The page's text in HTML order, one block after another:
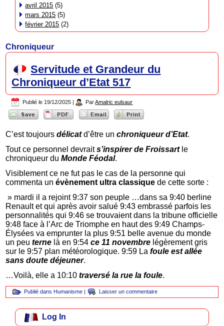
avril 2015 (5)
mars 2015 (5)
février 2015 (2)
Chroniqueur
Servitude et Grandeur du
Chroniqueur d’Etat 517
Publié le 19/12/2025 | Par Amalric eulsaur
C’est toujoursdélicatd’être unchroniqueur d’Etat.
Tout ce personnel devraits’inspirer de Froissartle
chroniqueur duMonde Féodal.
Visiblement ce ne fut pas le cas de la personne qui
commenta unévènement ultra classiquede cette sorte :
» mardi il a rejoint 9:37 son peuple …dans sa 9:40 berline
Renault et qui après avoir salué 9:43 embrassé parfois les
personnalités qui 9:46 se trouvaient dans la tribune officielle
9:48 face à l’Arc de Triomphe en haut des 9:49 Champs-
Élysées va emprunter la plus 9:51 belle avenue du monde
un peuterne là en 9:54ce 11 novembre légèrement gris
sur le 9:57 plan météorologique. 9:59 Lafoule est allée
sans doute déjeuner.
…Voilà, elle a 10:10traversé la rue la foule.
Publié dans Humanisme | Laisser un commentaire
Log In